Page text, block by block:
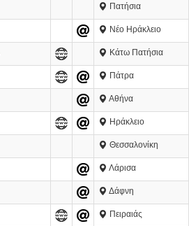
Πατήσια
Νέο Ηράκλειο
Κάτω Πατήσια
Πάτρα
Αθήνα
Ηράκλειο
Θεσσαλονίκη
Λάρισα
Δάφνη
Πειραιάς